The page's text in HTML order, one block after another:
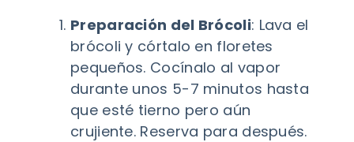
Preparación del Brócoli: Lava el
brócoli y córtalo en floretes
pequeños. Cocínalo al vapor
durante unos 5-7 minutos hasta
que esté tierno pero aún
crujiente. Reserva para después.